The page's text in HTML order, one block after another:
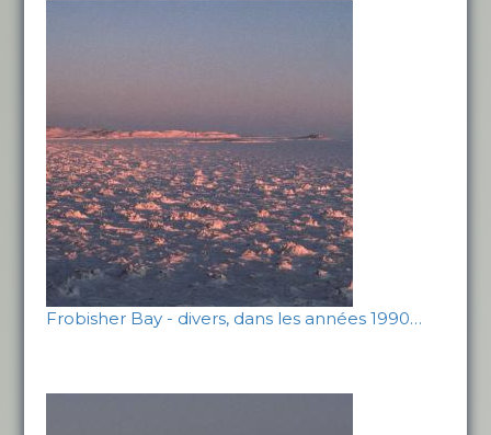
Frobisher Bay - divers, dans les années 1990…